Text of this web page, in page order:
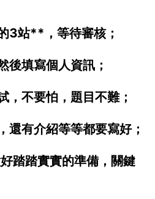
3站**，等待審核；
後填寫個人資訊；
，不要怕，題目不難；
還有介紹等等都要寫好；
踏踏實實的準備，關鍵